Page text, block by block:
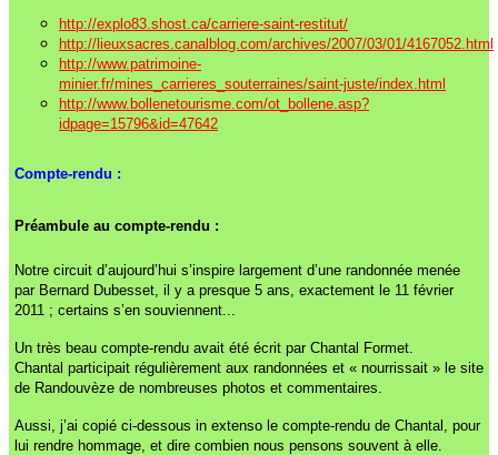
http://explo83.shost.ca/carriere-saint-restitut/
http://lieuxsacres.canalblog.com/archives/2007/03/01/4167052.html
http://www.patrimoine-
minier.fr/mines_carrieres_souterraines/saint-juste/index.html
http://www.bollenetourisme.com/ot_bollene.asp?
idpage=15796&id=47642
Compte-rendu :
Préambule au compte-rendu :
Notre circuit d’aujourd’hui s’inspire largement d’une randonnée menée
par Bernard Dubesset, il y a presque 5 ans, exactement le 11 février
2011 ; certains s’en souviennent...
Un très beau compte-rendu avait été écrit par Chantal Formet.
Chantal participait régulièrement aux randonnées et « nourrissait » le site
de Randouvèze de nombreuses photos et commentaires.
Aussi, j’ai copié ci-dessous in extenso le compte-rendu de Chantal, pour
lui rendre hommage, et dire combien nous pensons souvent à elle.